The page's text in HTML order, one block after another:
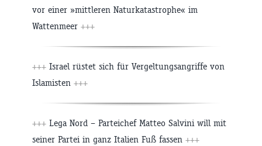
vor einer »mittleren Naturkatastrophe« im
Wattenmeer +++
+++ Israel rüstet sich für Vergeltungsangriffe von
Islamisten +++
+++ Lega Nord – Parteichef Matteo Salvini will mit
seiner Partei in ganz Italien Fuß fassen +++